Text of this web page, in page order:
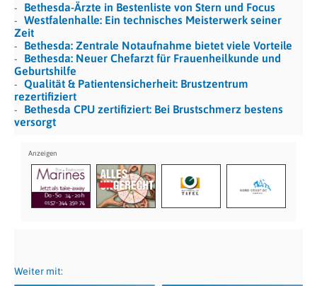
Bethesda-Ärzte in Bestenliste von Stern und Focus
Westfalenhalle: Ein technisches Meisterwerk seiner
Zeit
Bethesda: Zentrale Notaufnahme bietet viele Vorteile
Bethesda: Neuer Chefarzt für Frauenheilkunde und
Geburtshilfe
Qualität & Patientensicherheit: Brustzentrum
rezertifiziert
Bethesda CPU zertifiziert: Bei Brustschmerz bestens
versorgt
Weiter mit: